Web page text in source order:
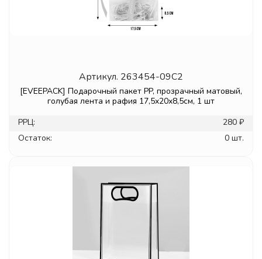
Артикул. 263454-09C2
[EVEEPACK] Подарочный пакет PP, прозрачный матовый,
голубая лента и рафия 17,5x20x8,5см, 1 шт
РРЦ:
280 ₽
Остаток:
0 шт.